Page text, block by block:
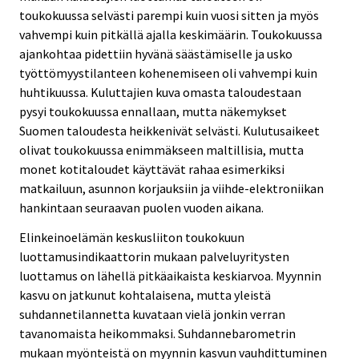
toukokuussa selvästi parempi kuin vuosi sitten ja myös
vahvempi kuin pitkällä ajalla keskimäärin. Toukokuussa
ajankohtaa pidettiin hyvänä säästämiselle ja usko
työttömyystilanteen kohenemiseen oli vahvempi kuin
huhtikuussa. Kuluttajien kuva omasta taloudestaan
pysyi toukokuussa ennallaan, mutta näkemykset
Suomen taloudesta heikkenivät selvästi. Kulutusaikeet
olivat toukokuussa enimmäkseen maltillisia, mutta
monet kotitaloudet käyttävät rahaa esimerkiksi
matkailuun, asunnon korjauksiin ja viihde-elektroniikan
hankintaan seuraavan puolen vuoden aikana.
Elinkeinoelämän keskusliiton toukokuun
luottamusindikaattorin mukaan palveluyritysten
luottamus on lähellä pitkäaikaista keskiarvoa. Myynnin
kasvu on jatkunut kohtalaisena, mutta yleistä
suhdannetilannetta kuvataan vielä jonkin verran
tavanomaista heikommaksi. Suhdannebarometrin
mukaan myönteistä on myynnin kasvun vauhdittuminen